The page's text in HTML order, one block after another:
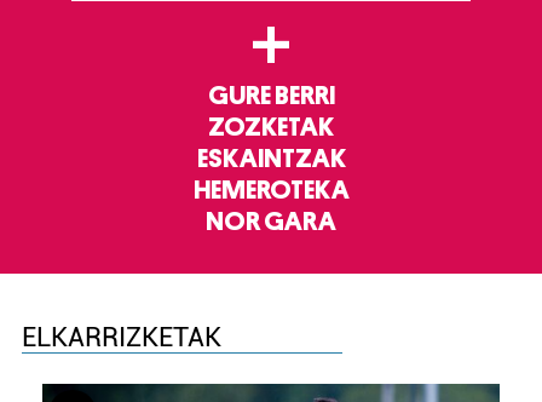
+
GURE BERRI
ZOZKETAK
ESKAINTZAK
HEMEROTEKA
NOR GARA
ELKARRIZKETAK